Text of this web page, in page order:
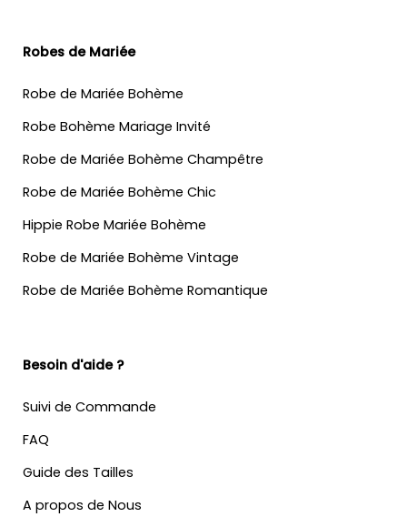
Robes de Mariée
Robe de Mariée Bohème
Robe Bohème Mariage Invité
Robe de Mariée Bohème Champêtre
Robe de Mariée Bohème Chic
Hippie Robe Mariée Bohème
Robe de Mariée Bohème Vintage
Robe de Mariée Bohème Romantique
Besoin d'aide ?
Suivi de Commande
FAQ
Guide des Tailles
A propos de Nous